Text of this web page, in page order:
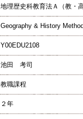
地理歴史科教育法Ａ（教・
Geography & History
Y00EDU2108
池田 考司
教職課程
２年